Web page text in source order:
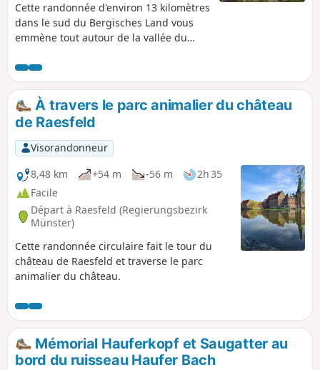
Cette randonnée d'environ 13 kilomètres
dans le sud du Bergisches Land vous
emmène tout autour de la vallée du
randonnée de Marienfelde, vous
marchez en direction de Bruchhausen
et Niederbreidenbach à travers de doux
paysages champêtres et le long d'arbres
fruitiers. Les collines qui entourent la
vallée offrent de belles vues et tu
trouveras ici et là de super spots pour
faire une pause pique-nique. Si tu
préfères t'arrêter en chemin, tu peux
t'arrêter au restaurant Stommel à
Müllerhof et au café Alte Schule près de
Niederbonrath. Là, le chemin fait un
virage et te ramène au point de départ.
À travers le parc animalier du château
de Raesfeld
Visorandonneur
8,48 km
+54 m -56 m
2h 35
Facile
Départ à Raesfeld (Regierungsbezirk
Münster)
Cette randonnée circulaire fait le tour du
château de Raesfeld et traverse le parc
animalier du château.
Mémorial Hauferkopf et Saugatter au
bord du ruisseau Haufer Bach